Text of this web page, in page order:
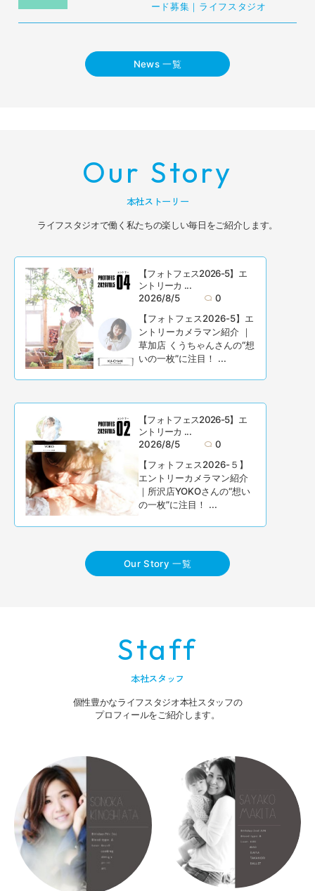
ード募集｜ライフスタジオ
News 一覧
Our Story
本社ストーリー
ライフスタジオで働く私たちの楽しい毎日をご紹介します。
【フォトフェス2026-5】エ
ントリーカ ...
2026/8/5
0
【フォトフェス2026-5】エ
ントリーカメラマン紹介 ｜
草加店 くうちゃんさんの“想
いの一枚”に注目！ ...
【フォトフェス2026-5】エ
ントリーカ ...
2026/8/5
0
【フォトフェス2026-５】
エントリーカメラマン紹介
｜所沢店YOKOさんの“想い
の一枚”に注目！ ...
Our Story 一覧
Staff
本社スタッフ
個性豊かなライフスタジオ本社スタッフの
プロフィールをご紹介します。